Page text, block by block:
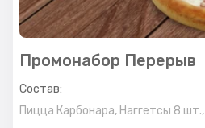
Промонабор Перерыв
Состав:
Пицца Карбонара, Наггетсы 8 шт.,